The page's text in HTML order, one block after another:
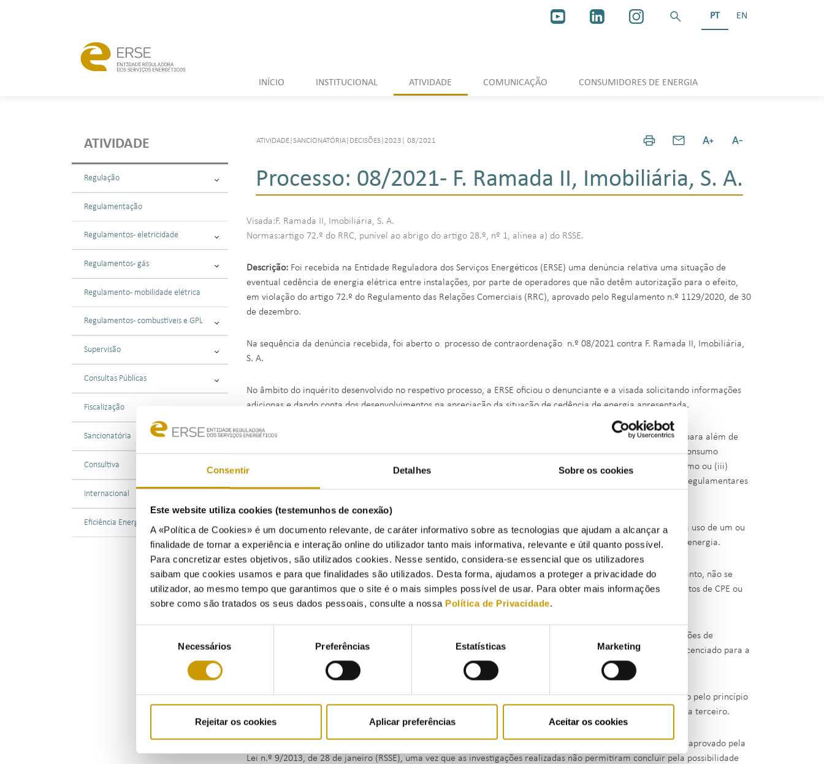
Consentir Detalhes Sobre os cookies
Este website utiliza cookies (testemunhos de conexão)
A «Política de Cookies» é um documento relevante, de caráter informativo sobre as tecnologias que ajudam a alcançar a
finalidade de tornar a experiência e interação online do utilizador tanto mais informativa, relevante e útil quanto possível.
Para concretizar estes objetivos, são utilizados cookies. Nesse sentido, considera-se essencial que os utilizadores
saibam que cookies usamos e para que finalidades são utilizados. Desta forma, ajudamos a proteger a privacidade do
utilizador, ao mesmo tempo que garantimos que o site é o mais simples possível de usar. Para obter mais informações
sobre como são tratados os seus dados pessoais, consulte a nossa Política de Privacidade.
consentimento
Necessários Preferências Estatísticas Marketing
Rejeitar os cookies Aplicar preferências Aceitar os cookies
PT EN
INÍCIO INSTITUCIONAL ATIVIDADE COMUNICAÇÃO CONSUMIDORES DE ENERGIA
ATIVIDADE
Regulação
Regulamentação
Regulamentos - eletricidade
Regulamentos - gás
Regulamento - mobilidade elétrica
Regulamentos - combustíveis e GPL
Supervisão
Consultas Públicas
Fiscalização
Sancionatória
Consultiva
Internacional
Eficiência Energética
ATIVIDADE SANCIONATÓRIA DECISÕES 2023 08/2021
Processo: 08/2021- F. Ramada II, Imobiliária, S. A.
Visada:F. Ramada II, Imobiliária, S. A.
Normas:artigo 72.º do RRC, punível ao abrigo do artigo 28.º, nº 1, alínea a) do RSSE.
Descrição: Foi recebida na Entidade Reguladora dos Serviços Energéticos (ERSE) uma denúncia relativa uma situação de
eventual cedência de energia elétrica entre instalações, por parte de operadores que não detêm autorização para o efeito,
em violação do artigo 72.º do Regulamento das Relações Comerciais (RRC), aprovado pelo Regulamento n.º 1129/2020, de 30
de dezembro.
Na sequência da denúncia recebida, foi aberto o processo de contraordenação n.º 08/2021 contra F. Ramada II, Imobiliária,
S. A.
No âmbito do inquérito desenvolvido no respetivo processo, a ERSE oficiou o denunciante e a visada solicitando informações
adicionas e dando conta dos desenvolvimentos na apreciação da situação de cedência de energia apresentada.
Entende-se que para avaliar se existe cedência indevida, à luz do RRC, que seja passível de sanção pela ERSE, para além de
aferir da inexistência de autorização para o efeito, deve ser averiguado se: (i) estão em causa instalações de consumo
distintas, (ii) existe veiculação de energia elétrica ou de gás fora dos limites confinados da instalação de consumo ou (iii)
existe alteração ilícita nas instalações de consumo ou outra violação das disposições legais, administrativas e regulamentares
Nos termos também do RRC, existe uma só instalação de consumo, entendida como “a instalação privada para uso de um ou
mais clientes, situada a jusante das redes” ((alínea qq) do artigo 2.º do RRC)), dentro da qual será veiculada a energia.
Ora, no caso em apreço não foram identificados indícios suficientes de cedência de energia a terceiros, porquanto, não se
verifica a existência de mais do que uma instalação de consumo identificada, nomeadamente, por licenciamentos de CPE ou
matrizes prediais diferentes, nem a veiculação de energia fora dos limites da instalação.
Por outro lado, também não se identificou, com base nos elementos disponíveis, a alteração ilícita das instalações de
consumo, sendo a visada titular de contratos de fornecimento de energia elétrica válidos, associados ao CPE licenciado para a
Desta forma, e uma vez que no direito infracional, a dúvida só pode ser decidida a favor do visado, em respeito pelo princípio
, não pode deixar de se concluir que não existem evidências bastantes de cedência de energia a terceiro.
Nestes termos, ao abrigo do disposto no artigo 16.º, n.º 3, al. b) do Regime Sancionatório do Setor Energético, aprovado pela
Lei n.º 9/2013, de 28 de janeiro (RSSE), uma vez que as investigações realizadas não permitiram concluir pela possibilidade